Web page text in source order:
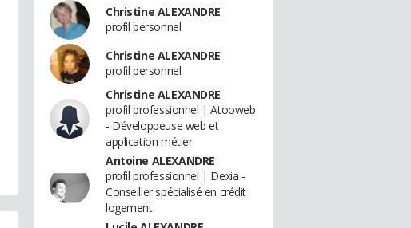
Christine ALEXANDRE
profil personnel
Christine ALEXANDRE
profil personnel
Christine ALEXANDRE
profil professionnel | Atooweb
- Développeuse web et
application métier
Antoine ALEXANDRE
profil professionnel | Dexia -
Conseiller spécialisé en crédit
logement